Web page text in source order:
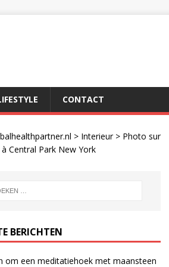
CONTACT
> Interieur> Photo sur
Central Park New York
BERICHTEN
om een meditatiehoek met maansteen